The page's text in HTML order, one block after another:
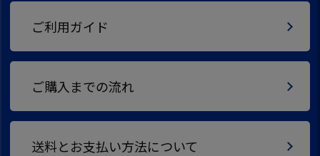
ご利用ガイド
ご購入までの流れ
送料とお支払い方法について